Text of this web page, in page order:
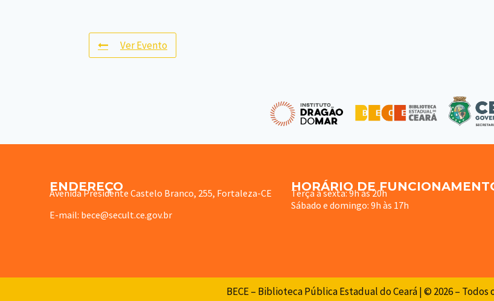
Ver Evento
ENDEREÇO
Avenida Presidente Castelo Branco, 255, Fortaleza-CE
E-mail: bece@secult.ce.gov.br
HORÁRIO DE
Terça à sexta: 9h às 20h
Sábado e domingo: 9h às 17h
BECE – Biblioteca Pública Estadual do Ceará | © 2026 –